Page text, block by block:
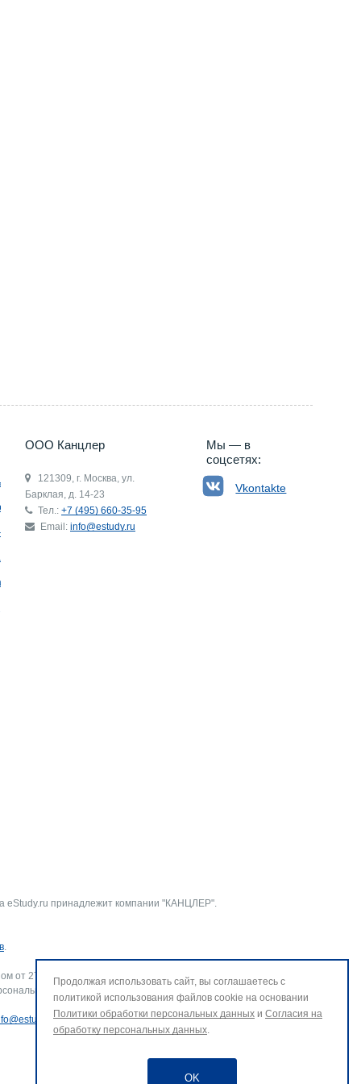
ООО Канцлер
121309, г. Москва, ул.
Барклая, д. 14-23
Тел.: +7 (495) 660-35-95
Email: info@estudy.ru
Мы — в
соцсетях:
Vkontakte
eStudy.ru принадлежит компании "КАНЦЛЕР".
.
от 27.07.2006 г. № 152-ФЗ «О персональных данных».
данных и использование файлов cookie. В случае
.
Продолжая использовать сайт, вы соглашаетесь с
политикой использования файлов cookie на основании
Политики обработки персональных данных и Согласия на
обработку персональных данных.
OK